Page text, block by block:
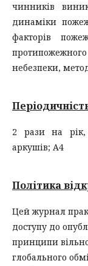
чинників
динаміки
факторів
небезпеки,
2 рази на рік,
аркушів; А4
Політика
Цей журнал
доступу до
принципи
глобального